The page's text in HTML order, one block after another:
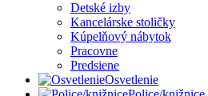
Detské izby
Kancelárske stoličky
Kúpelňový nábytok
Pracovne
Predsiene
Osvetlenie